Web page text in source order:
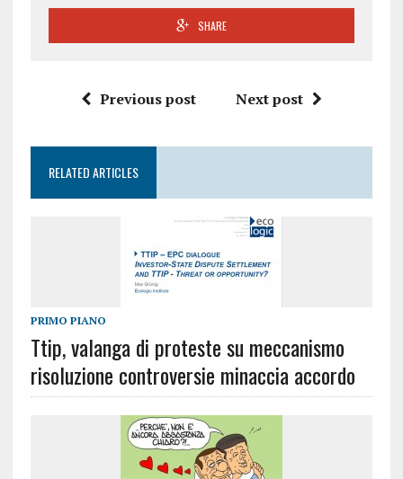
SHARE
Previous post Next post
RELATED ARTICLES
PRIMO PIANO
Ttip, valanga di proteste su meccanismo
risoluzione controversie minaccia accordo